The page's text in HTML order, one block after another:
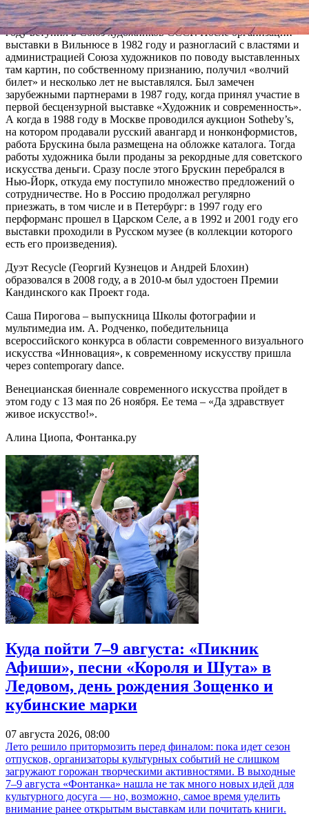
Гриша (Григорий Давидович) Брускин родился в 1945 году в
Москве, учился в Московском текстильном институте, в 1969
году вступил в Союз художников СССР. После организации
выставки в Вильнюсе в 1982 году и разногласий с властями и
администрацией Союза художников по поводу выставленных
там картин, по собственному признанию, получил «волчий
билет» и несколько лет не выставлялся. Был замечен
зарубежными партнерами в 1987 году, когда принял участие в
первой бесцензурной выставке «Художник и современность».
А когда в 1988 году в Москве проводился аукцион Sotheby’s,
на котором продавали русский авангард и нонконформистов,
работа Брускина была размещена на обложке каталога. Тогда
работы художника были проданы за рекордные для советского
искусства деньги. Сразу после этого Брускин перебрался в
Нью-Йорк, откуда ему поступило множество предложений о
сотрудничестве. Но в Россию продолжал регулярно
приезжать, в том числе и в Петербург: в 1997 году его
перформанс прошел в Царском Селе, а в 1992 и 2001 году его
выставки проходили в Русском музее (в коллекции которого
есть его произведения).
Дуэт Recycle (Георгий Кузнецов и Андрей Блохин)
образовался в 2008 году, а в 2010-м был удостоен Премии
Кандинского как Проект года.
Саша Пирогова – выпускница Школы фотографии и
мультимедиа им. А. Родченко, победительница
всероссийского конкурса в области современного визуального
искусства «Инновация», к современному искусству пришла
через contemporary dance.
Венецианская биеннале современного искусства пройдет в
этом году с 13 мая по 26 ноября. Ее тема – «Да здравствует
живое искусство!».
Алина Циопа, Фонтанка.ру
Куда пойти 7–9 августа: «Пикник
Афиши», песни «Короля и Шута» в
Ледовом, день рождения Зощенко и
кубинские марки
07 августа 2026, 08:00
Лето решило притормозить перед финалом: пока идет сезон
отпусков, организаторы культурных событий не слишком
загружают горожан творческими активностями. В выходные
7–9 августа «Фонтанка» нашла не так много новых идей для
культурного досуга — но, возможно, самое время уделить
внимание ранее открытым выставкам или почитать книги.